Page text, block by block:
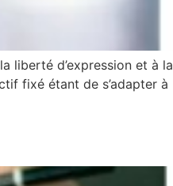
liberté d’expression et à la
fixé étant de s’adapter à